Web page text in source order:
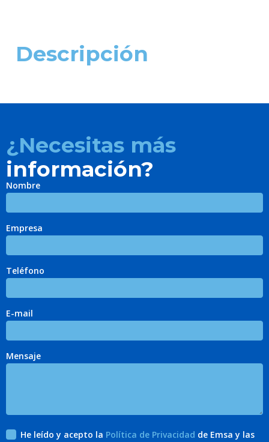
Descripción
¿Necesitas más
información?
Nombre
Empresa
Teléfono
E-mail
Mensaje
He leído y acepto la Política de Privacidad de Emsa y las